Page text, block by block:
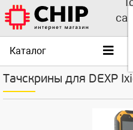
Каталог
Тачскрины для DEXP